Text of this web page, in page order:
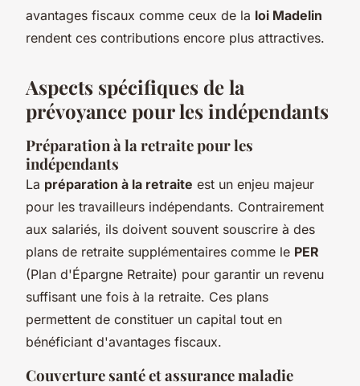
avantages fiscaux comme ceux de la loi Madelin
rendent ces contributions encore plus attractives.
Aspects spécifiques de la
prévoyance pour les indépendants
Préparation à la retraite pour les
indépendants
La préparation à la retraite est un enjeu majeur
pour les travailleurs indépendants. Contrairement
aux salariés, ils doivent souvent souscrire à des
plans de retraite supplémentaires comme le PER
(Plan d'Épargne Retraite) pour garantir un revenu
suffisant une fois à la retraite. Ces plans
permettent de constituer un capital tout en
bénéficiant d'avantages fiscaux.
Couverture santé et assurance maladie